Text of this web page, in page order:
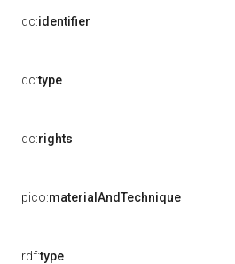
dc:identifier
dc:type
dc:rights
pico:materialAndTechnique
rdf:type